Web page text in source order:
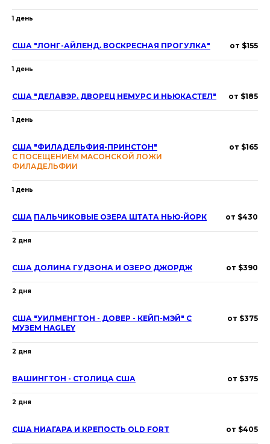
1 день
США "ЛОНГ-АЙЛЕНД. ВОСКРЕСНАЯ ПРОГУЛКА" от $155
1 день
США "ДЕЛАВЭР. ДВОРЕЦ НЕМУРС И НЬЮКАСТЕЛ" от $185
1 день
США "ФИЛАДЕЛЬФИЯ-ПРИНСТОН"
С ПОСЕЩЕНИЕМ МАСОНСКОЙ ЛОЖИ
ФИЛАДЕЛЬФИИ
от $165
1 день
США ПАЛЬЧИКОВЫЕ ОЗЕРА ШТАТА НЬЮ-ЙОРК от $430
2 дня
США ДОЛИНА ГУДЗОНА И ОЗЕРО ДЖОРДЖ от $390
2 дня
США "УИЛМЕНГТОН - ДОВЕР - КЕЙП-МЭЙ" С
МУЗЕМ HAGLEY
от $375
2 дня
ВАШИНГТОН - СТОЛИЦА США от $375
2 дня
США НИАГАРА И КРЕПОСТЬ OLD FORT от $405